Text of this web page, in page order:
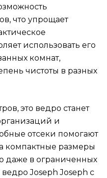
что упрощает
использовать его
комнат,
чистоты в разных
это ведро станет
и
отсеки помогают
компактные размеры
даже в ограниченных
Joseph Joseph с